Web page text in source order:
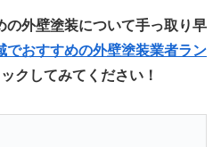
の外壁塗装について手っ取り早
でおすすめの外壁塗装業者ラン
クしてみてください！